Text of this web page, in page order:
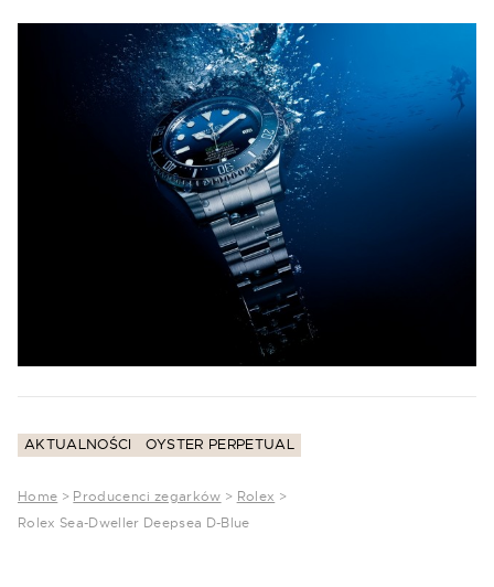
AKTUALNOŚCI OYSTER PERPETUAL
Home > Producenci zegarków > Rolex >
Rolex Sea-Dweller Deepsea D-Blue